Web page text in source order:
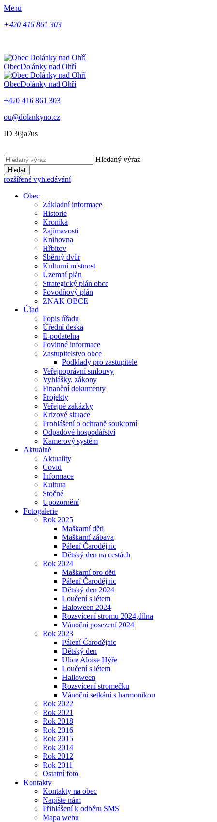
Menu
+420 416 861 303
ObecDolánky nad Ohří
ObecDolánky nad Ohří
+420 416 861 303
ou@dolankyno.cz
ID 36ja7us
Hledaný výraz
Hledat
rozšířené vyhledávání
Obec
Základní informace
Historie
Kronika
Zajímavosti
Knihovna
Hřbitov
Sběrný dvůr
Kulturní místnost
Územní plán
Strategický plán obce
Povodňový plán
ZNAK OBCE
Úřad
Popis úřadu
Úřední deska
E-podatelna
Povinné informace
Zastupitelstvo obce
Podklady pro zastupitele
Veřejnoprávní smlouvy
Vyhlášky, zákony
Finanční dokumenty
Projekty
Veřejné zakázky
Krizové situace
Prohlášení o ochraně soukromí
Odpadové hospodářství
Kamerový systém
Aktuálně
Aktuality
Covid
Informace
Kultura
Stočné
Upozornění
Fotogalerie
Rok 2025
Maškarní děti
Maškarní zábava
Pálení Čarodějnic
Dětský den na cestách
Rok 2024
Maškarní pro děti
Pálení Čarodějnic
Dětský den 2024
Loučení s létem
Haloween 2024
Rozsvícení stromu 2024,dílna
Vánoční posezení 2024
Rok 2023
Pálení Čarodějnic
Dětský den
Ulice Aloise Hýře
Loučení s létem
Halloween
Rozsvícení stromečku
Vánoční setkání s harmonikou
Rok 2022
Rok 2021
Rok 2018
Rok 2016
Rok 2015
Rok 2014
Rok 2012
Rok 2011
Ostatní foto
Kontakty
Kontakty na obec
Napište nám
Přihlášení k odběru SMS
Mapa webu